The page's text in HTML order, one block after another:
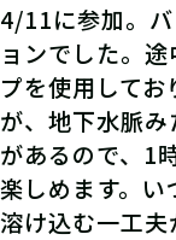
4/11に参加。
ョンでした。
プを使用してお
が、地下水脈
があるので、1
楽しめます。
溶け込む一工